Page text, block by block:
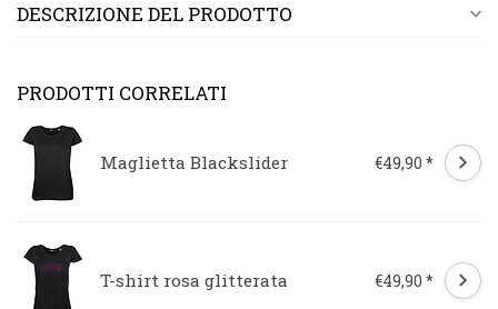
DESCRIZIONE DEL PRODOTTO
PRODOTTI CORRELATI
Maglietta Blackslider €49,90 *
T-shirt rosa glitterata €49,90 *